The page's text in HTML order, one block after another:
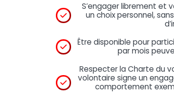
S’engager librement et
un choix personnel,
Être disponible pour
par mois
Respecter la Charte du
volontaire signe un
comportement